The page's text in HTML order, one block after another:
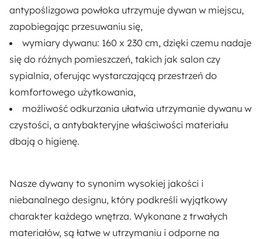
antypoślizgowa powłoka utrzymuje dywan w miejscu,
zapobiegając przesuwaniu się,
wymiary dywanu: 160 x 230 cm, dzięki czemu nadaje
się do różnych pomieszczeń, takich jak salon czy
sypialnia, oferując wystarczającą przestrzeń do
komfortowego użytkowania,
możliwość odkurzania ułatwia utrzymanie dywanu w
czystości, a antybakteryjne właściwości materiału
dbają o higienę.
Nasze dywany to synonim wysokiej jakości i
niebanalnego designu, który podkreśli wyjątkowy
charakter każdego wnętrza. Wykonane z trwałych
materiałów, są łatwe w utrzymaniu i odporne na